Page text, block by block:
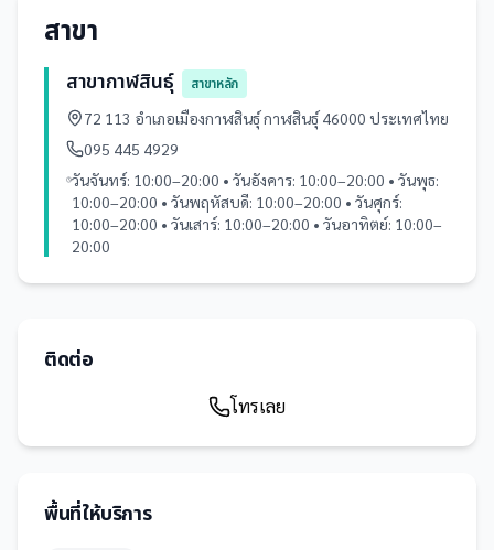
สาขา
สาขากาฬสินธุ์
สาขาหลัก
72 113 อำเภอเมืองกาฬสินธุ์ กาฬสินธุ์ 46000 ประเทศไทย
095 445 4929
วันจันทร์: 10:00–20:00 • วันอังคาร: 10:00–20:00 • วันพุธ:
10:00–20:00 • วันพฤหัสบดี: 10:00–20:00 • วันศุกร์:
10:00–20:00 • วันเสาร์: 10:00–20:00 • วันอาทิตย์: 10:00–
20:00
ติดต่อ
โทรเลย
พื้นที่ให้บริการ